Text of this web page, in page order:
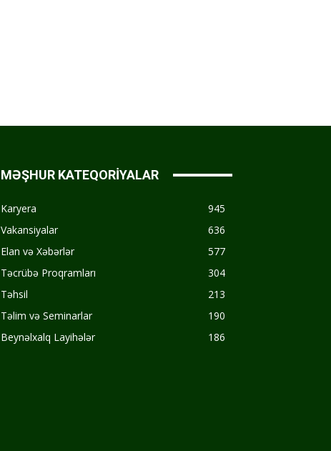
MƏŞHUR KATEQORİYALAR
Karyera
945
Vakansiyalar
636
Elan və Xəbərlər
577
Təcrübə Proqramları
304
Təhsil
213
Təlim və Seminarlar
190
Beynəlxalq Layihələr
186